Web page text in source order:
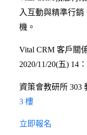
入互動與精準行
機。
Vital CRM 客戶關
2020/11/20(五) 14
資策會教研所 303
3 樓
立即報名